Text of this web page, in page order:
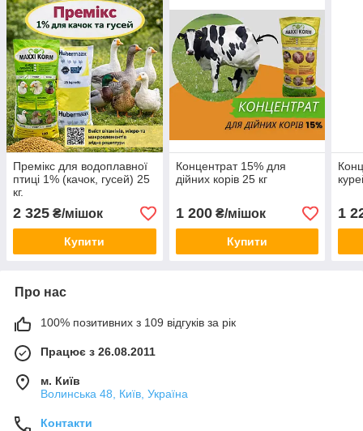
Премікс для водоплавної
птиці 1% (качок, гусей) 25
кг.
2 325 ₴/мішок
Купити
Концентрат 15% для
дійних корів 25 кг
1 200₴/мішок
Купити
1
Про нас
100% позитивних з 109 відгуків за рік
Працює з 26.08.2011
м. Київ
Волинська 48, Київ, Україна
Контакти